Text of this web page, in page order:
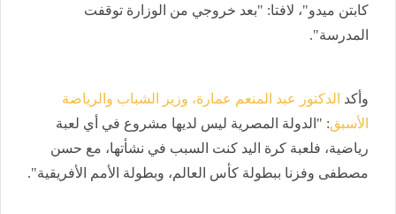
كابتن ميدو"، لافتا: "بعد خروجي من الوزارة توقفت
المدرسة".
وأكد الدكتور عبد المنعم عمارة، وزير الشباب والرياضة
الأسبق: "الدولة المصرية ليس لديها مشروع في أي لعبة
رياضية، فلعبة كرة اليد كنت السبب في نشأتها، مع حسن
مصطفى وفزنا ببطولة كأس العالم، وبطولة الأمم الأفريقية".